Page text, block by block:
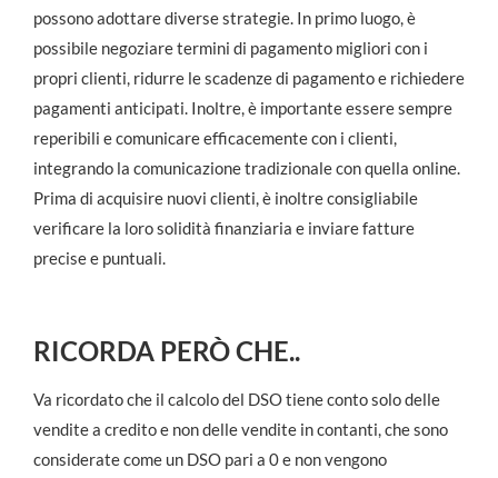
possono adottare diverse strategie. In primo luogo, è
possibile negoziare termini di pagamento migliori con i
propri clienti, ridurre le scadenze di pagamento e richiedere
pagamenti anticipati. Inoltre, è importante essere sempre
reperibili e comunicare efficacemente con i clienti,
integrando la comunicazione tradizionale con quella online.
Prima di acquisire nuovi clienti, è inoltre consigliabile
verificare la loro solidità finanziaria e inviare fatture
precise e puntuali.
RICORDA PERÒ CHE..
Va ricordato che il calcolo del DSO tiene conto solo delle
vendite a credito e non delle vendite in contanti, che sono
considerate come un DSO pari a 0 e non vengono